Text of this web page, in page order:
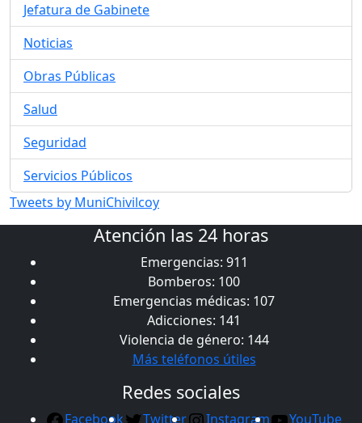
Jefatura de Gabinete
Noticias
Obras Públicas
Salud
Seguridad
Servicios Públicos
Tweets by MuniChivilcoy
Atención las 24 horas
Emergencias: 911
Bomberos: 100
Emergencias médicas: 107
Adicciones: 141
Violencia de género: 144
Más teléfonos útiles
Redes sociales
Facebook Twitter Instagram YouTube